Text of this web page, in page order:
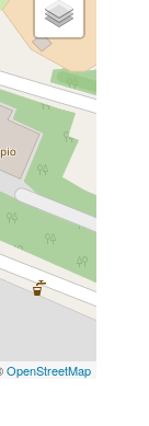
OpenStreetMap